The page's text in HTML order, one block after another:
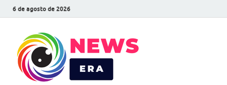
6 de agosto de 2026